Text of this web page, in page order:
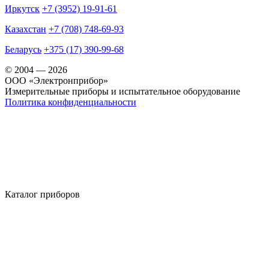
Иркутск +7 (3952) 19-91-61
Казахстан +7 (708) 748-69-93
Беларусь +375 (17) 390-99-68
© 2004 — 2026
OOO «Электронприбор»
Измерительные приборы и испытательное оборудование
Политика конфиденциальности
Каталог приборов